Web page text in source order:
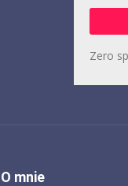
Zero
O mnie